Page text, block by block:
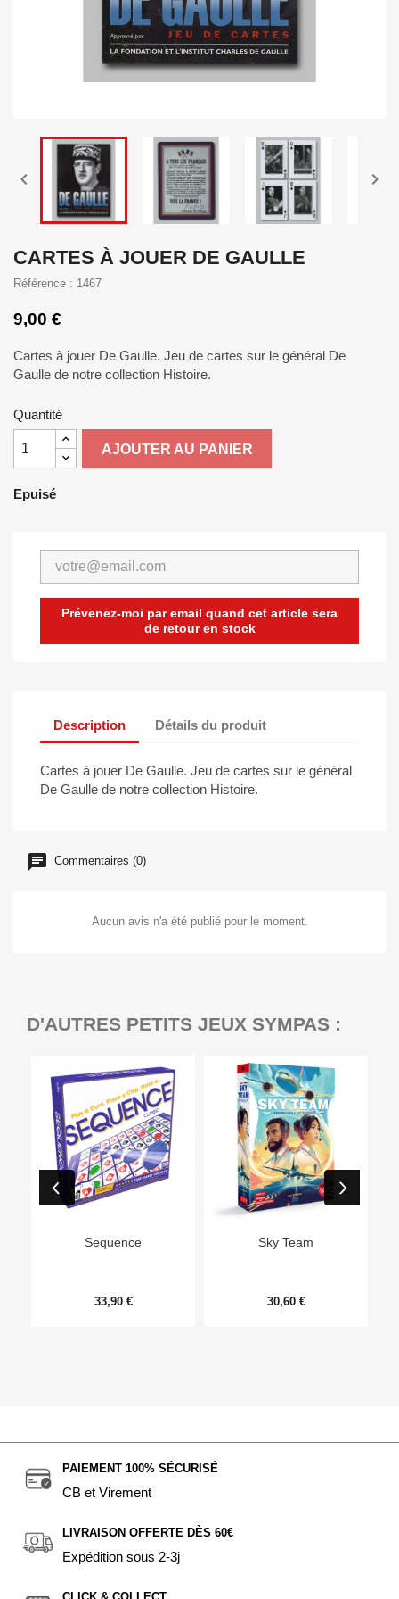
 
CARTES À JOUER DE GAULLE
Référence : 1467
9,00 €
Cartes à jouer De Gaulle. Jeu de cartes sur le général De
Gaulle de notre collection Histoire.
Quantité
AJOUTER AU PANIER
Epuisé
Prévenez-moi par email quand cet article sera
de retour en stock
Description Détails du produit
Cartes à jouer De Gaulle. Jeu de cartes sur le général
De Gaulle de notre collection Histoire.
Commentaires (0)
Aucun avis n'a été publié pour le moment.
D'AUTRES PETITS JEUX SYMPAS :
Sequence
33,90 €
Sky Team
30,60 €
PAIEMENT 100% SÉCURISÉ
CB et Virement
LIVRAISON OFFERTE DÈS 60€
Expédition sous 2-3j